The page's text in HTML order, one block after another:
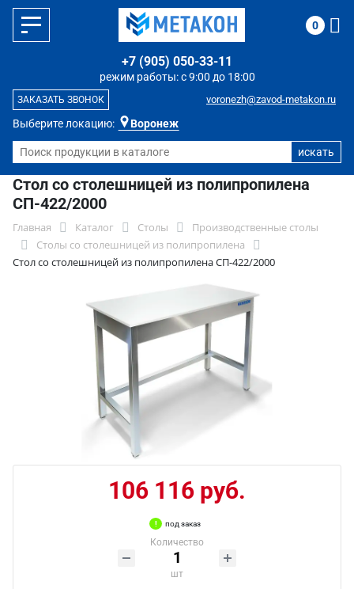
Выберите локацию: Воронеж
режим работы: с 9:00 до 18:00
+7 (905) 050-33-11
voronezh@zavod-metakon.ru
ЗАКАЗАТЬ ЗВОНОК
0
Стол со столешницей из полипропилена
СП-422/2000
Главная Каталог Столы
Производственные столы
Столы со столешницей из полипропилена
Стол со столешницей из полипропилена СП-422/2000
106 116 руб.
под заказ
Количество
шт